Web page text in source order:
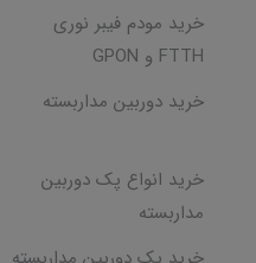
خرید مودم فیبر نوری
FTTH و GPON
خرید دوربین مداربسته
خرید انواع پک دوربین
مداربسته